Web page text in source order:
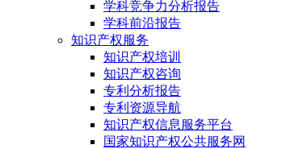
学科竞争力分析报告
学科前沿报告
知识产权服务
知识产权培训
知识产权咨询
专利分析报告
专利资源导航
知识产权信息服务平台
国家知识产权公共服务网